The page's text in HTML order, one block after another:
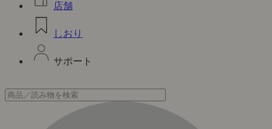
店舗
しおり
サポート